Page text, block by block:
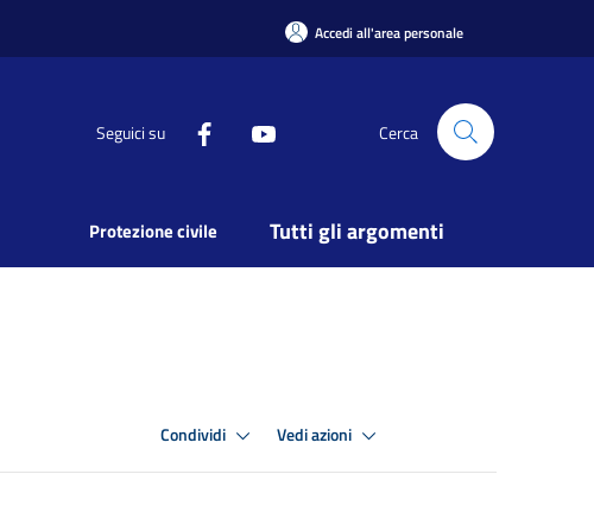
Accedi all'area personale
Seguici su Cerca
Protezione civile Tutti gli argomenti
Condividi Vedi azioni